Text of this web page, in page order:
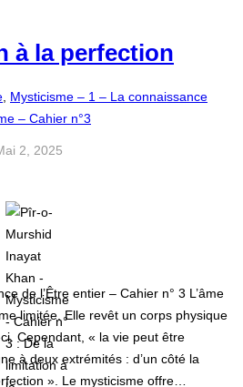
à la perfection
Mysticisme – 1 – La connaissance
– Cahier n°3
2, 2025
de l’Être entier – Cahier n° 3 L’âme
limitée. Elle revêt un corps physique
Cependant, « la vie peut être
à deux extrémités : d’un côté la
». Le mysticisme offre…